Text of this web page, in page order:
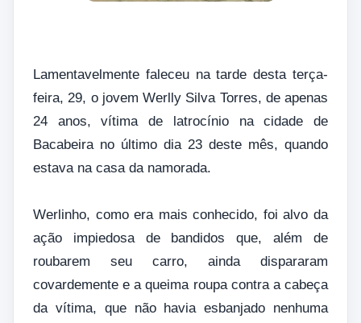
Lamentavelmente faleceu na tarde desta terça-
feira, 29, o jovem Werlly Silva Torres, de apenas
24 anos, vítima de latrocínio na cidade de
Bacabeira no último dia 23 deste mês, quando
estava na casa da namorada.
Werlinho, como era mais conhecido, foi alvo da
ação impiedosa de bandidos que, além de
roubarem seu carro, ainda dispararam
covardemente e a queima roupa contra a cabeça
da vítima, que não havia esbanjado nenhuma